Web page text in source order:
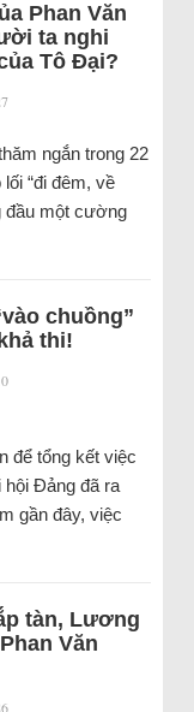
Phan Văn
ta nghi
Tô Đại?
ngắn trong 22
“đi đêm, về
đầu một cường
chuồng”
thi!
để tổng kết việc
Đảng đã ra
gần đây, việc
tàn, Lương
Văn